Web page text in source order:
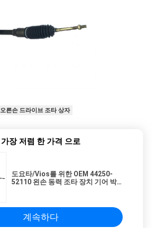
오른손 드라이브 조타 상자
가장 저렴 한 가격 으로
도요타/Vios를 위한 OEM 44250-
52110 왼손 동력 조타 장치 기어 박스
계속하다